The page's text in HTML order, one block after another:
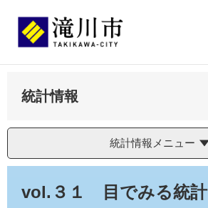
先
を
て
文
統計情報
統計情報メニュー
vol.３１ 目でみる統計